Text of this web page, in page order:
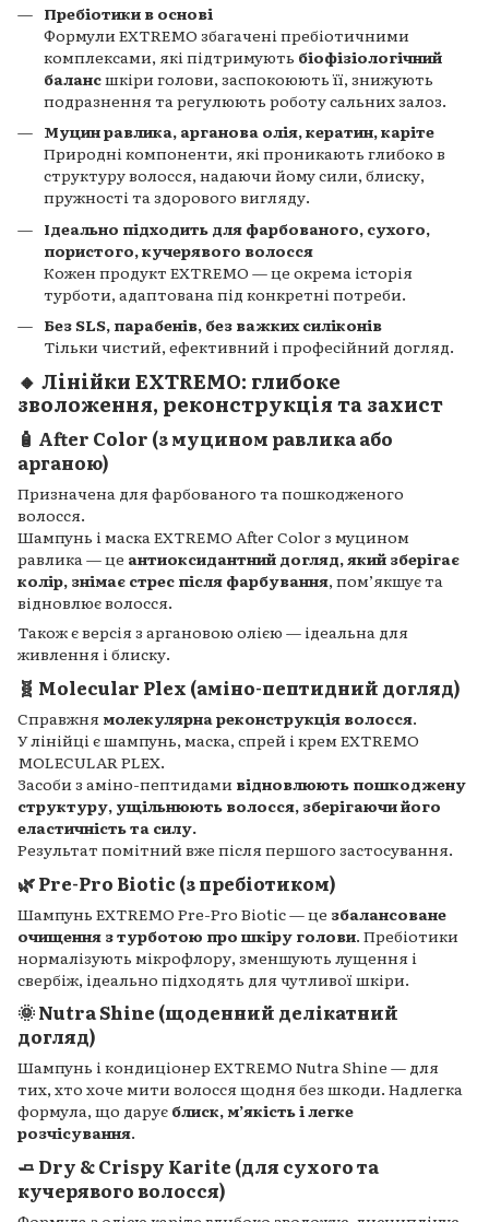
Пребіотики в основі
Формули EXTREMO збагачені пребіотичними
комплексами, які підтримують біофізіологічний
балансшкіри голови, заспокоюють її, знижують
подразнення та регулюють роботу сальних залоз.
Муцин равлика, арганова олія, кератин, каріте
Природні компоненти, які проникають глибоко в
структуру волосся, надаючи йому сили, блиску,
пружності та здорового вигляду.
Ідеально підходить для фарбованого, сухого,
пористого, кучерявого волосся
Кожен продукт EXTREMO — це окрема історія
турботи, адаптована під конкретні потреби.
Без SLS, парабенів, без важких силіконів
Тільки чистий, ефективний і професійний догляд.
🔸 Лінійки EXTREMO: глибоке
зволоження, реконструкція та захист
🧴 After Color (з муцином равлика або
арганою)
Призначена для фарбованого та пошкодженого
волосся.
Шампунь і маска EXTREMO After Color з муцином
равлика — це антиоксидантний догляд, який зберігає
колір, знімає стрес після фарбування, пом’якшує та
відновлює волосся.
Також є версія з аргановою олією — ідеальна для
живлення і блиску.
🧬 Molecular Plex (аміно-пептидний догляд)
Справжня молекулярна реконструкція волосся.
У лінійці є шампунь, маска, спрей і крем EXTREMO
MOLECULAR PLEX.
Засоби з аміно-пептидами відновлюють пошкоджену
структуру, ущільнюють волосся, зберігаючи його
еластичність та силу.
Результат помітний вже після першого застосування.
🌿Pre-Pro Biotic (з пребіотиком)
Шампунь EXTREMO Pre-Pro Biotic — це збалансоване
очищення з турботою про шкіру голови. Пребіотики
нормалізують мікрофлору, зменшують лущення і
свербіж, ідеально підходять для чутливої шкіри.
🌞Nutra Shine (щоденний делікатний
догляд)
Шампунь і кондиціонер EXTREMO Nutra Shine — для
тих, хто хоче мити волосся щодня без шкоди. Надлегка
формула, що дарує блиск, м’якість і легке
розчісування.
🧈 Dry & Crispy Karite (для сухого та
кучерявого волосся)